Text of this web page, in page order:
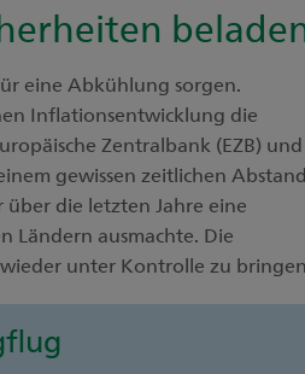
eine Abkühlung sorgen.
Inflationsentwicklung die
Zentralbank (EZB) und
gewissen zeitlichen
die letzten Jahre eine
Ländern ausmachte. Die
unter Kontrolle zu